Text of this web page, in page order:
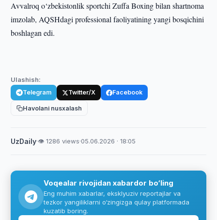
Avvalroq o‘zbekistonlik sportchi Zuffa Boxing bilan shartnoma
imzolab, AQSHdagi professional faoliyatining yangi bosqichini
boshlagan edi.
Ulashish:
Telegram Twitter/X Facebook
Havolani nusxalash
UzDaily·👁 1286 views·05.06.2026 · 18:05
Voqealar rivojidan xabardor bo‘ling
Eng muhim xabarlar, eksklyuziv reportajlar va
tezkor yangiliklarni o‘zingizga qulay platformada
kuzatib boring.